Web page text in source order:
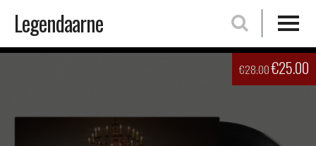
Skip
Legendaarne
€28.00€25.00